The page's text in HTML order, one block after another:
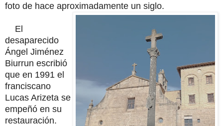
foto de hace aproximadamente un siglo.
El
desaparecido
Ángel Jiménez
Biurrun escribió
que en 1991 el
franciscano
Lucas Arizeta se
empeñó en su
restauración.